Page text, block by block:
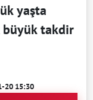
yaşta
büyük takdir
20 15:30